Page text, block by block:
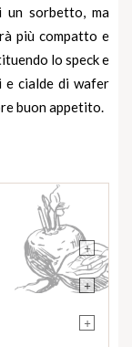
un sorbetto, ma
più compatto e
lo speck e
e cialde di wafer
buon appetito.
+
+
+